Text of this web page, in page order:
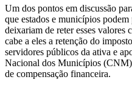
Um dos pontos em discussão
que estados e municípios
deixariam de reter esses valores
cabe a eles a retenção do
servidores públicos da ativa e
Nacional dos Municípios
de compensação financeira.